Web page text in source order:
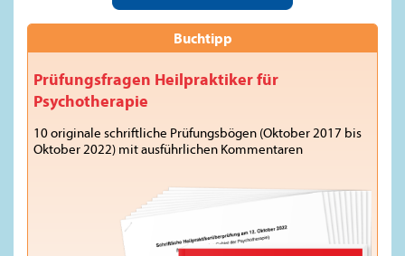
Buchtipp
Prüfungsfragen Heilpraktiker für
Psychotherapie
10 originale schriftliche Prüfungsbögen (Oktober 2017 bis
Oktober 2022) mit ausführlichen Kommentaren